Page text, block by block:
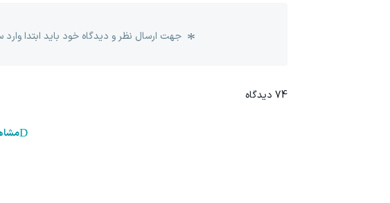
جهت ارسال نظر و دیدگاه خود باید ابتدا
74 دیدگاه